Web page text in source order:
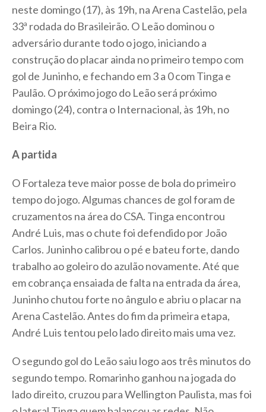
neste domingo (17), às 19h, na Arena Castelão, pela
33ª rodada do Brasileirão. O Leão dominou o
adversário durante todo o jogo, iniciando a
construção do placar ainda no primeiro tempo com
gol de Juninho, e fechando em 3 a 0 com Tinga e
Paulão. O próximo jogo do Leão será próximo
domingo (24), contra o Internacional, às 19h, no
Beira Rio.
A partida
O Fortaleza teve maior posse de bola do primeiro
tempo do jogo. Algumas chances de gol foram de
cruzamentos na área do CSA. Tinga encontrou
André Luis, mas o chute foi defendido por João
Carlos. Juninho calibrou o pé e bateu forte, dando
trabalho ao goleiro do azulão novamente. Até que
em cobrança ensaiada de falta na entrada da área,
Juninho chutou forte no ângulo e abriu o placar na
Arena Castelão. Antes do fim da primeira etapa,
André Luis tentou pelo lado direito mais uma vez.
O segundo gol do Leão saiu logo aos três minutos do
segundo tempo. Romarinho ganhou na jogada do
lado direito, cruzou para Wellington Paulista, mas foi